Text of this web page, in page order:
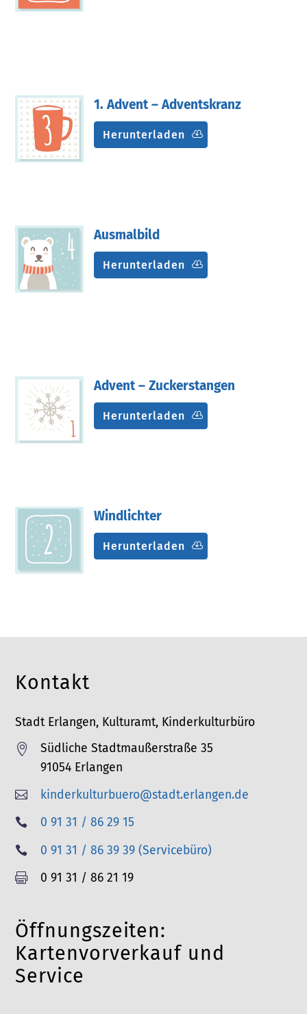
1. Advent – Adventskranz
Herunterladen
Ausmalbild
Herunterladen
Advent – Zuckerstangen
Herunterladen
Windlichter
Herunterladen
Kontakt
Stadt Erlangen, Kulturamt, Kinderkulturbüro

Südliche Stadtmaußerstraße 35
91054 Erlangen
 kinderkulturbuero@stadt.erlangen.de

T
e
o
n
0 91 31 / 86 29 15

T
f
o
n
0 91 31 / 86 39 39 (Servicebüro)

F
0 91 31 / 86 21 19
Öffnungszeiten:
Kartenvorverkauf und
Service